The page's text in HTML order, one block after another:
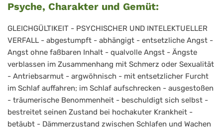
Psyche, Charakter und Gemüt:
GLEICHGÜLTIKEIT - PSYCHISCHER UND INTELEKTUELLER
VERFALL - abgestumpft - abhängigt - entsetzliche Angst -
Angst ohne faßbaren Inhalt - qualvolle Angst - Ängste
verblassen im Zusammenhang mit Schmerz oder Sexualität
- Antriebsarmut - argwöhnisch - mit entsetzlicher Furcht
im Schlaf auffahren; im Schlaf aufschrecken - ausgestoßen
- träumerische Benommenheit - beschuldigt sich selbst -
bestreitet seinen Zustand bei hochakuter Krankheit -
betäubt - Dämmerzustand zwischen Schlafen und Wachen